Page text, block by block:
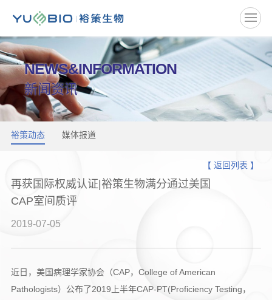
NEWS&INFORMATION
新闻资讯
裕策动态 媒体报道
再获国际权威认证|裕策生物满分通过美国
CAP室间质评
2019-07-05
【 返回列表 】
近日，美国病理学家协会（CAP，College of American
Pathologists）公布了2019上半年CAP-PT(Proficiency Testing，